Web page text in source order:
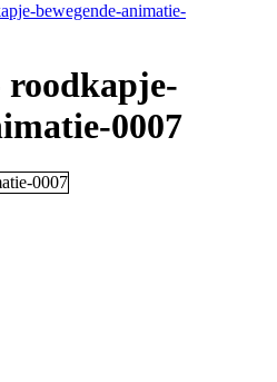
bewegende-animatie-
roodkapje-
0007